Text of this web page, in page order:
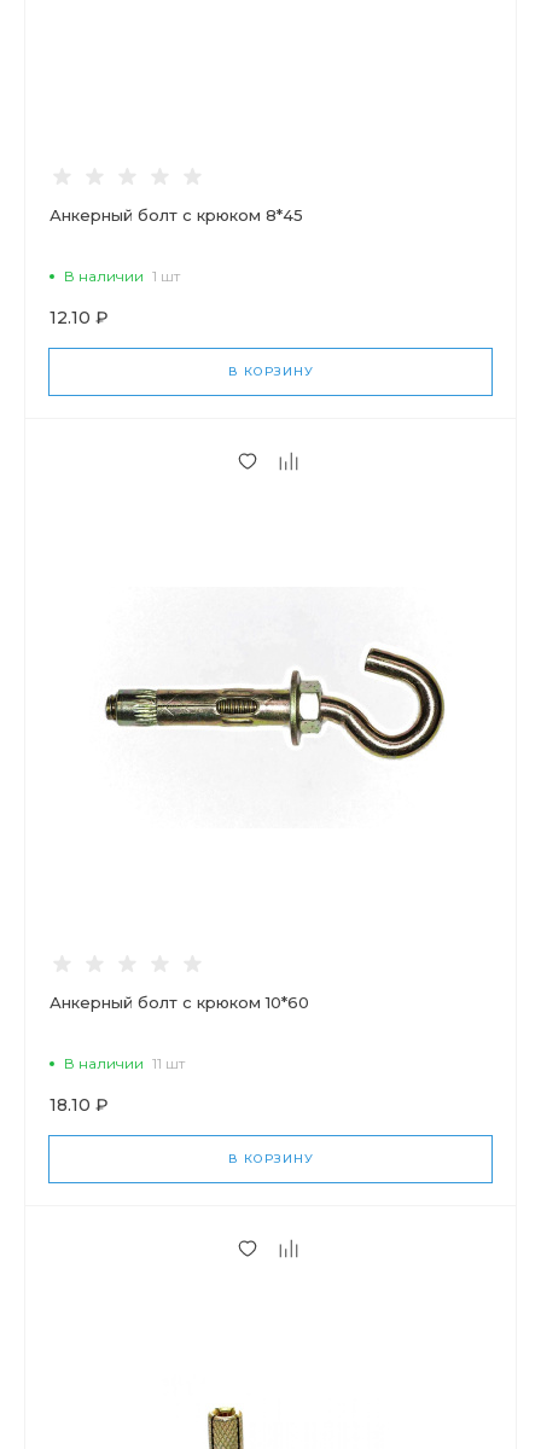
Анкерный болт с крюком 8*45
В наличии 1 шт
12.10 ₽
В КОРЗИНУ
Анкерный болт с крюком 10*60
В наличии 11 шт
18.10 ₽
В КОРЗИНУ